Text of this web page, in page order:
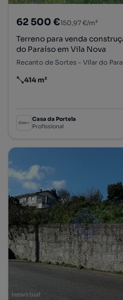
62 500 €150,97 €/m²
Terreno para venda
do Paraíso em Vila Nova
Preço por metro quadrado
414 m²
Casa da Portela
Profissional